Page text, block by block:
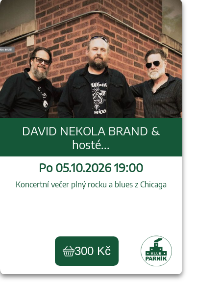
DAVID NEKOLA BRAND &
hosté...
Po 05.10.2026 19:00
Koncertní večer plný rocku a blues z Chicaga
300 Kč